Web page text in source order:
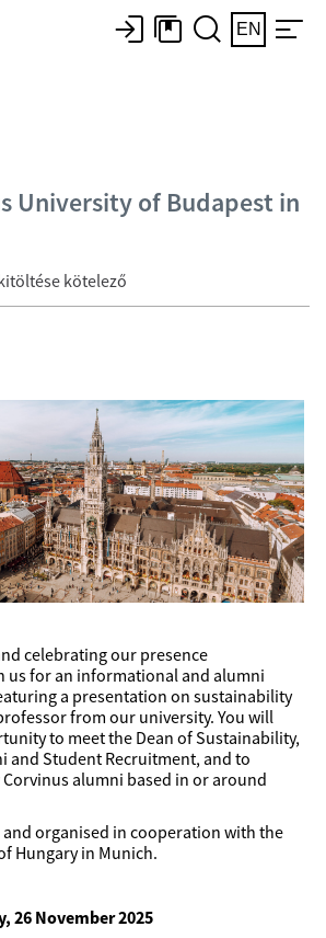
EN
University of Budapest in
kötelező
celebrating our presence
us for an informational and alumni
a presentation on sustainability
from our university. You will
to meet the Dean of Sustainability,
and Student Recruitment, and to
alumni based in or around
and organised in cooperation with the
Hungary in Munich.
26 November 2025